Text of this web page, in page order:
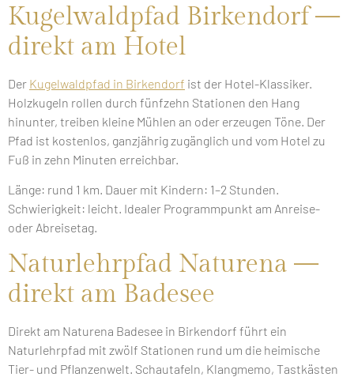
Kugelwaldpfad Birkendorf —
direkt am Hotel
Der Kugelwaldpfad in Birkendorf ist der Hotel-Klassiker.
Holzkugeln rollen durch fünfzehn Stationen den Hang
hinunter, treiben kleine Mühlen an oder erzeugen Töne. Der
Pfad ist kostenlos, ganzjährig zugänglich und vom Hotel zu
Fuß in zehn Minuten erreichbar.
Länge: rund 1 km. Dauer mit Kindern: 1–2 Stunden.
Schwierigkeit: leicht. Idealer Programmpunkt am Anreise-
oder Abreisetag.
Naturlehrpfad Naturena —
direkt am Badesee
Direkt am Naturena Badesee in Birkendorf führt ein
Naturlehrpfad mit zwölf Stationen rund um die heimische
Tier- und Pflanzenwelt. Schautafeln, Klangmemo, Tastkästen